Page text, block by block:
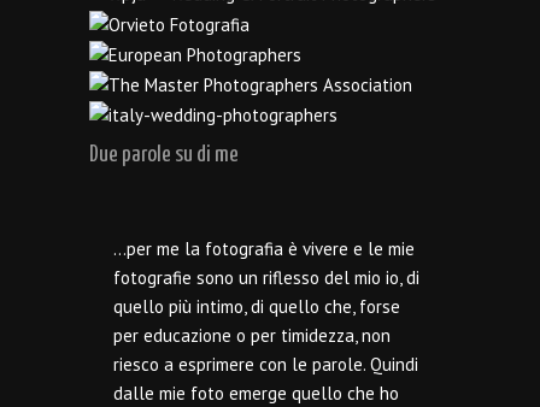
Due parole su di me
…per me la fotografia è vivere e le mie
fotografie sono un riflesso del mio io, di
quello più intimo, di quello che, forse
per educazione o per timidezza, non
riesco a esprimere con le parole. Quindi
dalle mie foto emerge quello che ho